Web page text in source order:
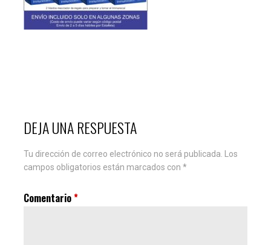
DEJA UNA RESPUESTA
Tu dirección de correo electrónico no será publicada.
Los
campos obligatorios están marcados con *
Comentario*